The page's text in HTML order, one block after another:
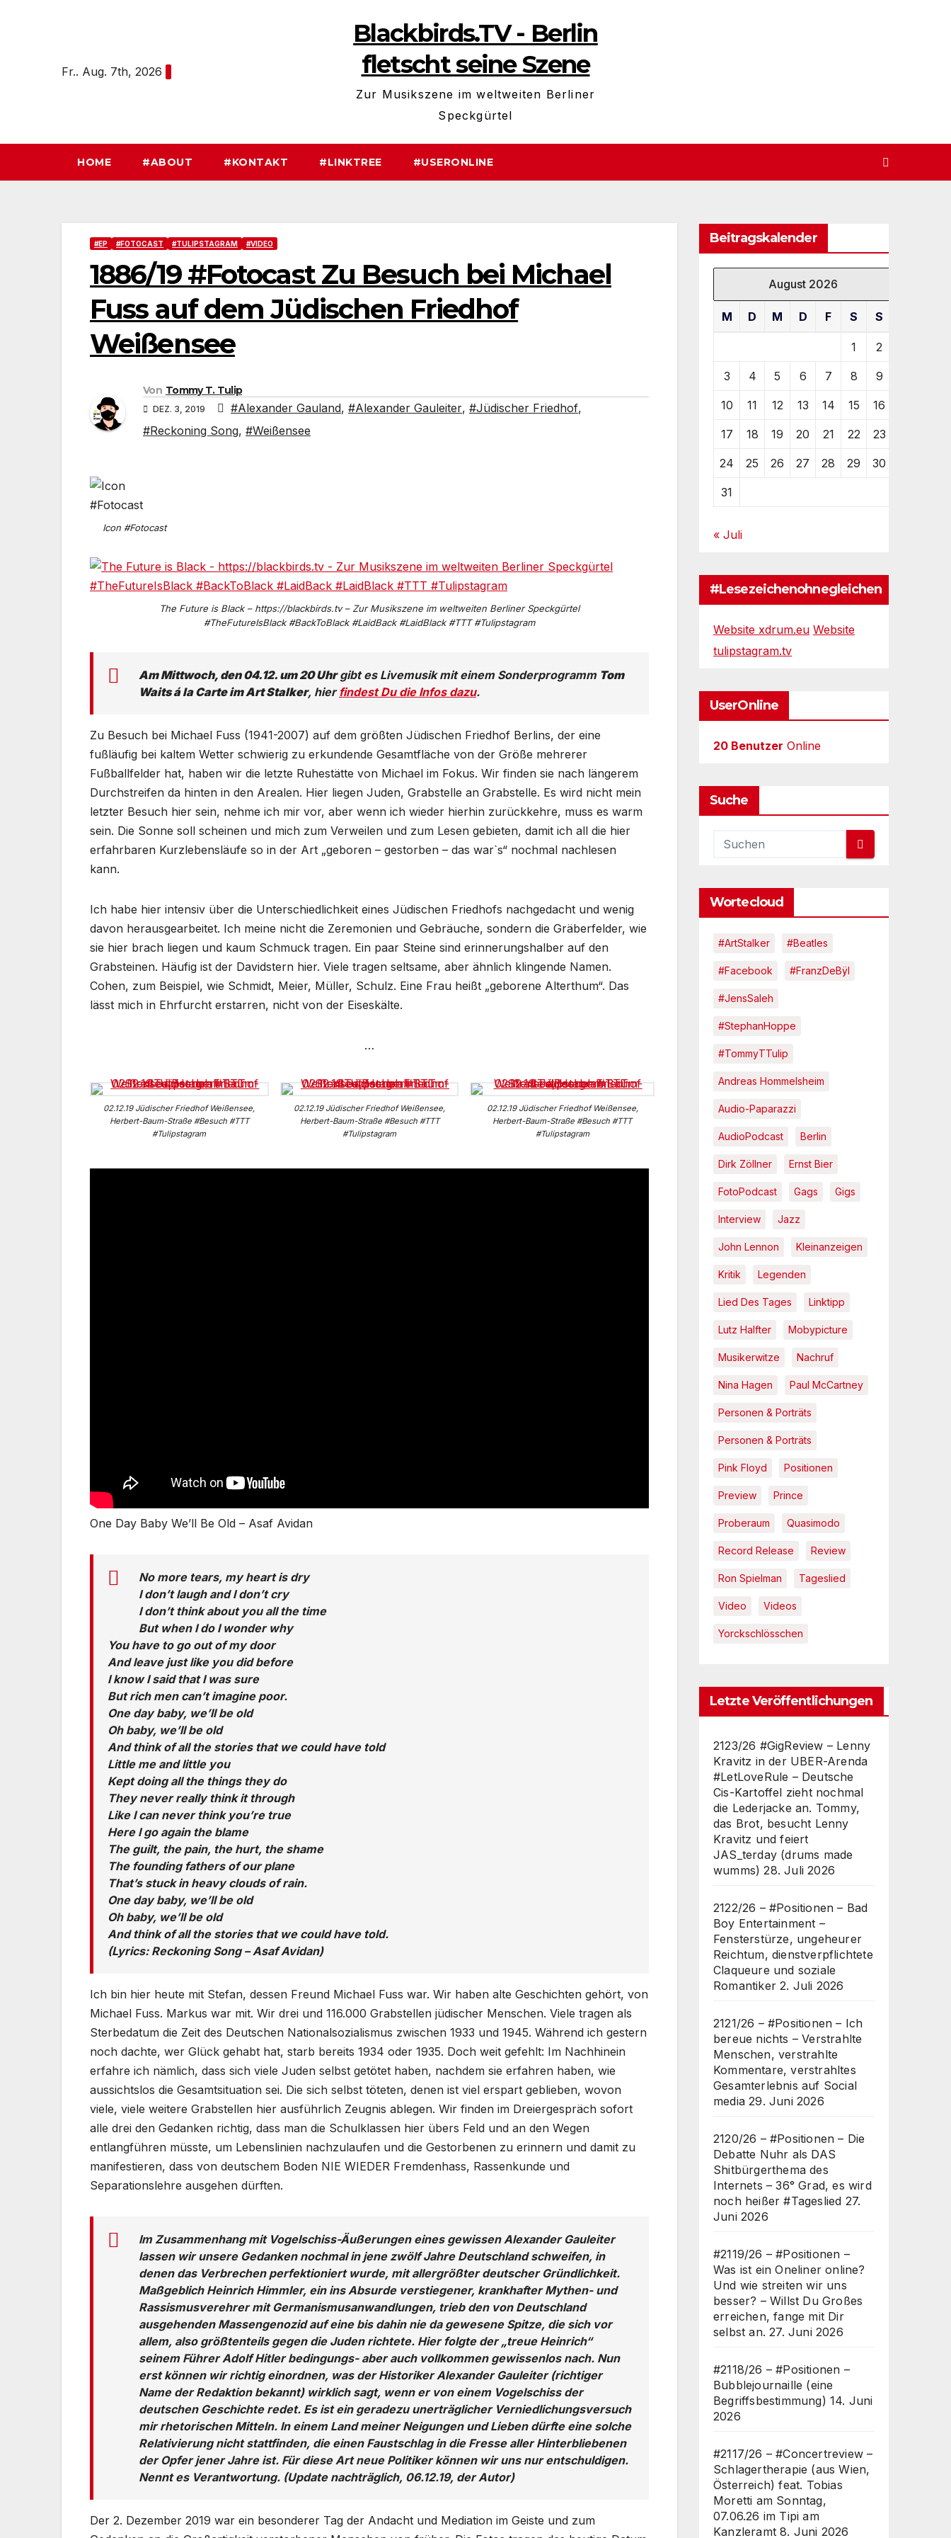
Fr.. Aug. 7th, 2026
Blackbirds.TV - Berlin
fletscht seine Szene
Zur Musikszene im weltweiten Berliner
Speckgürtel
HOME #ABOUT #KONTAKT #LINKTREE #USERONLINE
#EP #FOTOCAST #TULIPSTAGRAM #VIDEO
1886/19 #Fotocast Zu Besuch bei Michael
Fuss auf dem Jüdischen Friedhof
Weißensee
Von Tommy T. Tulip
DEZ. 3, 2019 #Alexander Gauland, #Alexander Gauleiter, #Jüdischer Friedhof,
#Reckoning Song, #Weißensee
Icon #Fotocast
The Future is Black – https://blackbirds.tv – Zur Musikszene im weltweiten Berliner Speckgürtel
#TheFutureIsBlack #BackToBlack #LaidBack #LaidBlack #TTT #Tulipstagram
Am Mittwoch, den 04.12. um 20 Uhrgibt es Livemusik mit einem Sonderprogramm Tom
Waits á la Carte im Art Stalker, hierfindest Du die Infos dazu.
Zu Besuch bei Michael Fuss (1941-2007) auf dem größten Jüdischen Friedhof Berlins, der eine
fußläufig bei kaltem Wetter schwierig zu erkundende Gesamtfläche von der Größe mehrerer
Fußballfelder hat, haben wir die letzte Ruhestätte von Michael im Fokus. Wir finden sie nach längerem
Durchstreifen da hinten in den Arealen. Hier liegen Juden, Grabstelle an Grabstelle. Es wird nicht mein
letzter Besuch hier sein, nehme ich mir vor, aber wenn ich wieder hierhin zurückkehre, muss es warm
sein. Die Sonne soll scheinen und mich zum Verweilen und zum Lesen gebieten, damit ich all die hier
erfahrbaren Kurzlebensläufe so in der Art „geboren – gestorben – das war`s“ nochmal nachlesen
kann.
Ich habe hier intensiv über die Unterschiedlichkeit eines Jüdischen Friedhofs nachgedacht und wenig
davon herausgearbeitet. Ich meine nicht die Zeremonien und Gebräuche, sondern die Gräberfelder, wie
sie hier brach liegen und kaum Schmuck tragen. Ein paar Steine sind erinnerungshalber auf den
Grabsteinen. Häufig ist der Davidstern hier. Viele tragen seltsame, aber ähnlich klingende Namen.
Cohen, zum Beispiel, wie Schmidt, Meier, Müller, Schulz. Eine Frau heißt „geborene Alterthum“. Das
lässt mich in Ehrfurcht erstarren, nicht von der Eiseskälte.
…
02.12.19 Jüdischer Friedhof Weißensee,
Herbert-Baum-Straße #Besuch #TTT
#Tulipstagram
02.12.19 Jüdischer Friedhof Weißensee,
Herbert-Baum-Straße #Besuch #TTT
#Tulipstagram
02.12.19 Jüdischer Friedhof Weißensee,
Herbert-Baum-Straße #Besuch #TTT
#Tulipstagram
One Day Baby We’ll Be Old – Asaf Avidan
No more tears, my heart is dry
I don’t laugh and I don’t cry
I don’t think about you all the time
But when I do I wonder why
You have to go out of my door
And leave just like you did before
I know I said that I was sure
But rich men can’t imagine poor.
One day baby, we’ll be old
Oh baby, we’ll be old
And think of all the stories that we could have told
Little me and little you
Kept doing all the things they do
They never really think it through
Like I can never think you’re true
Here I go again the blame
The guilt, the pain, the hurt, the shame
The founding fathers of our plane
That’s stuck in heavy clouds of rain.
One day baby, we’ll be old
Oh baby, we’ll be old
And think of all the stories that we could have told.
(Lyrics: Reckoning Song – Asaf Avidan)
Ich bin hier heute mit Stefan, dessen Freund Michael Fuss war. Wir haben alte Geschichten gehört, von
Michael Fuss. Markus war mit. Wir drei und 116.000 Grabstellen jüdischer Menschen. Viele tragen als
Sterbedatum die Zeit des Deutschen Nationalsozialismus zwischen 1933 und 1945. Während ich gestern
noch dachte, wer Glück gehabt hat, starb bereits 1934 oder 1935. Doch weit gefehlt: Im Nachhinein
erfahre ich nämlich, dass sich viele Juden selbst getötet haben, nachdem sie erfahren haben, wie
aussichtslos die Gesamtsituation sei. Die sich selbst töteten, denen ist viel erspart geblieben, wovon
viele, viele weitere Grabstellen hier ausführlich Zeugnis ablegen. Wir finden im Dreiergespräch sofort
alle drei den Gedanken richtig, dass man die Schulklassen hier übers Feld und an den Wegen
entlangführen müsste, um Lebenslinien nachzulaufen und die Gestorbenen zu erinnern und damit zu
manifestieren, dass von deutschem Boden NIE WIEDER Fremdenhass, Rassenkunde und
Separationslehre ausgehen dürften.
Im Zusammenhang mit Vogelschiss-Äußerungen eines gewissen Alexander Gauleiter
lassen wir unsere Gedanken nochmal in jene zwölf Jahre Deutschland schweifen, in
denen das Verbrechen perfektioniert wurde, mit allergrößter deutscher Gründlichkeit.
Maßgeblich Heinrich Himmler, ein ins Absurde verstiegener, krankhafter Mythen- und
Rassismusverehrer mit Germanismusanwandlungen, trieb den von Deutschland
ausgehenden Massengenozid auf eine bis dahin nie da gewesene Spitze, die sich vor
allem, also größtenteils gegen die Juden richtete. Hier folgte der „treue Heinrich“
seinem Führer Adolf Hitler bedingungs- aber auch vollkommen gewissenlos nach. Nun
erst können wir richtig einordnen, was der Historiker Alexander Gauleiter (richtiger
Name der Redaktion bekannt) wirklich sagt, wenn er von einem Vogelschiss der
deutschen Geschichte redet. Es ist ein geradezu unerträglicher Verniedlichungsversuch
mir rhetorischen Mitteln. In einem Land meiner Neigungen und Lieben dürfte eine solche
Relativierung nicht stattfinden, die einen Faustschlag in die Fresse aller Hinterbliebenen
der Opfer jener Jahre ist. Für diese Art neue Politiker können wir uns nur entschuldigen.
Nennt es Verantwortung. (Update nachträglich, 06.12.19, der Autor)
Der 2. Dezember 2019 war ein besonderer Tag der Andacht und Mediation im Geiste und zum
Beitragskalender
August 2026
M D M D F S S
1 2
3 4 5 6 7 8 9
10 11 12 13 14 15 16
17 18 19 20 21 22 23
24 25 26 27 28 29 30
31
« Juli
#Lesezeichenohnegleichen
Website xdrum.eu Website
tulipstagram.tv
UserOnline
20 Benutzer Online
Suche
Wortecloud
#ArtStalker #Beatles
#Facebook #FranzDeBÿl
#JensSaleh
#StephanHoppe
#TommyTTulip
Andreas Hommelsheim
Audio-Paparazzi
AudioPodcast Berlin
Dirk Zöllner Ernst Bier
FotoPodcast Gags Gigs
Interview Jazz
John Lennon Kleinanzeigen
Kritik Legenden
Lied Des Tages Linktipp
Lutz Halfter Mobypicture
Musikerwitze Nachruf
Nina Hagen Paul McCartney
Personen & Porträts
Personen & Porträts
Pink Floyd Positionen
Preview Prince
Proberaum Quasimodo
Record Release Review
Ron Spielman Tageslied
Video Videos
Yorckschlösschen
Letzte Veröffentlichungen
2123/26 #GigReview – Lenny
Kravitz in der UBER-Arenda
#LetLoveRule – Deutsche
Cis-Kartoffel zieht nochmal
die Lederjacke an. Tommy,
das Brot, besucht Lenny
Kravitz und feiert
JAS_terday (drums made
wumms) 28. Juli 2026
2122/26 – #Positionen – Bad
Boy Entertainment –
Fensterstürze, ungeheurer
Reichtum, dienstverpflichtete
Claqueure und soziale
Romantiker 2. Juli 2026
2121/26 – #Positionen – Ich
bereue nichts – Verstrahlte
Menschen, verstrahlte
Kommentare, verstrahltes
Gesamterlebnis auf Social
media 29. Juni 2026
2120/26 – #Positionen – Die
Debatte Nuhr als DAS
Shitbürgerthema des
Internets – 36° Grad, es wird
noch heißer #Tageslied 27.
Juni 2026
#2119/26 – #Positionen –
Was ist ein Oneliner online?
Und wie streiten wir uns
besser? – Willst Du Großes
erreichen, fange mit Dir
selbst an. 27. Juni 2026
#2118/26 – #Positionen –
Bubblejournaille (eine
Begriffsbestimmung) 14. Juni
2026
#2117/26 – #Concertreview –
Schlagertherapie (aus Wien,
Österreich) feat. Tobias
Moretti am Sonntag,
07.06.26 im Tipi am
Kanzleramt 8. Juni 2026